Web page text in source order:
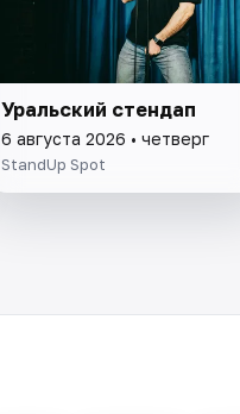
Уральский стендап
6 августа 2026 • четверг
StandUp Spot